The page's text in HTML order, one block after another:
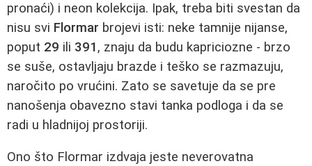
pronaći) i neon kolekcija. Ipak, treba biti svestan da
nisu svi Flormar brojevi isti: neke tamnije nijanse,
poput 29 ili 391, znaju da budu kapriciozne - brzo
se suše, ostavljaju brazde i teško se razmazuju,
naročito po vrućini. Zato se savetuje da se pre
nanošenja obavezno stavi tanka podloga i da se
radi u hladnijoj prostoriji.
Ono što Flormar izdvaja jeste neverovatna